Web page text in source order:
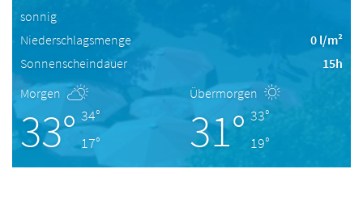
sonnig
Niederschlagsmenge
0 l/m²
Sonnenscheindauer
15h
Morgen
33° 34°
17°
Übermorgen
31° 33°
19°